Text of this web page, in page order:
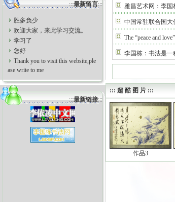
:::最新留言:::
胜多负少
欢迎大家，来此学习交流。
学习了
您好
Thank you to visit this website,ple
ase write to me
:::最新链接:::
雅昌艺术网：李
中国常驻联合国
The “peace and
李国栋：书法是一
::: 超 酷 图 片 :::
作品3